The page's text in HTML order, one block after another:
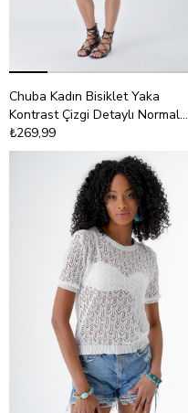
Chuba Kadın Bisiklet Yaka
Kontrast Çizgi Detaylı Normal
Kalıp Triko Kazak Siyah-Mor
24W106
₺269,99